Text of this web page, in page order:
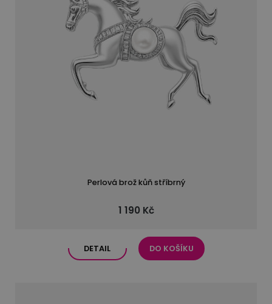
Perlová brož kůň stříbrný
1 190 Kč
DETAIL DO KOŠÍKU